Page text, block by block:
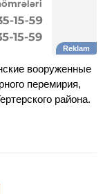
вооруженные
перемирия,
района.